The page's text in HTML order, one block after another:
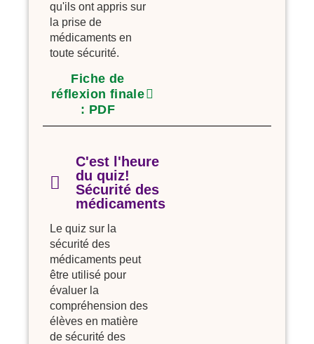
qu'ils ont appris sur
la prise de
médicaments en
toute sécurité.
Fiche de
réflexion finale
: PDF
C'est l'heure
du quiz!
Sécurité des
médicaments
Le quiz sur la
sécurité des
médicaments peut
être utilisé pour
évaluer la
compréhension des
élèves en matière
de sécurité des